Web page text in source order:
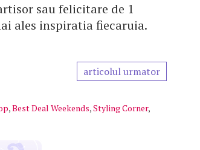
sau felicitare de 1
ales inspiratia fiecaruia.
articolul urmator
,Best Deal Weekends,Styling Corner,